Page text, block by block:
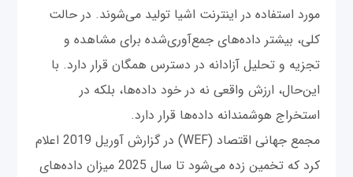
مورد استفاده در اینترنت اشیا تولید می‌شوند. در حالت
کلی، بیشتر داده‌های جمع‌آوری‌شده برای مشاهده و
تجزیه و تحلیل آزادانه در دسترس همگان قرار دارد. با
این‌حال، ارزش واقعی نه در خود داده‌ها، بلکه در
استخراج هوشمندانه داده‌ها قرار دارد.
مجمع جهانی اقتصاد (WEF) در گزارش آوریل 2019 اعلام
کرد که تخمین زده می‌شود تا سال 2025 میزان داده‌های